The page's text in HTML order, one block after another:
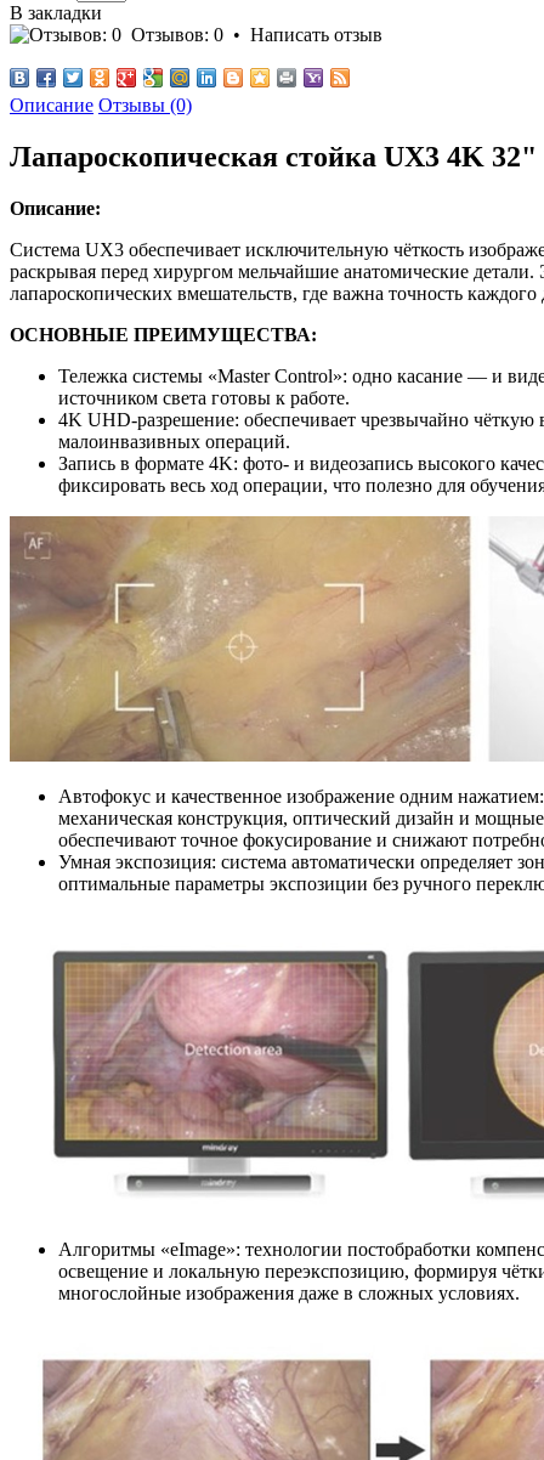
В закладки
Отзывов: 0 • Написать отзыв
Описание Отзывы (0)
Лапароскопическая стойка UX3 4K
Описание:
Система UX3 обеспечивает исключительную чёткость
раскрывая перед хирургом мельчайшие анатомические
лапароскопических вмешательств, где важна точность
ОСНОВНЫЕ ПРЕИМУЩЕСТВА:
Тележка системы «Master Control»: одно касание — и
источником света готовы к работе.
4K UHD-разрешение: обеспечивает чрезвычайно чёткую
малоинвазивных операций.
Запись в формате 4K: фото- и видеозапись высокого
фиксировать весь ход операции, что полезно для
Автофокус и качественное изображение одним
механическая конструкция, оптический дизайн и
обеспечивают точное фокусирование и снижают
Умная экспозиция: система автоматически определяет
оптимальные параметры экспозиции без ручного
Алгоритмы «eImage»: технологии постобработки
освещение и локальную переэкспозицию, формируя
многослойные изображения даже в сложных условиях.